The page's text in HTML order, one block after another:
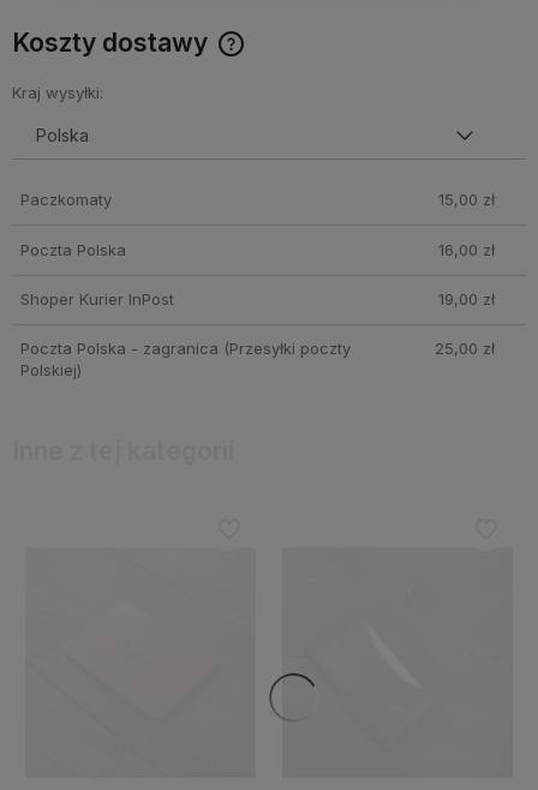
Koszty dostawy
Kraj wysyłki:
Paczkomaty 15,00 zł
Poczta Polska 16,00 zł
Shoper Kurier InPost 19,00 zł
Poczta Polska - zagranica (Przesyłki poczty
Polskiej)
25,00 zł